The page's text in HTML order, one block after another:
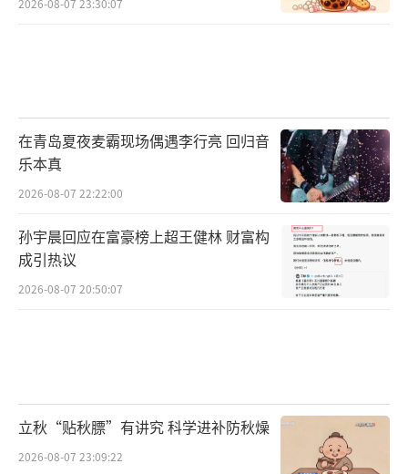
在青岛夏夜麦霸现场偶遇李行亮 回归音
乐本真
2026-08-07 22:22:00
孙宇晨回应在富豪榜上超王健林 财富构
成引热议
2026-08-07 20:50:07
立秋“贴秋膘”有讲究 科学进补防秋燥
2026-08-07 23:09:22